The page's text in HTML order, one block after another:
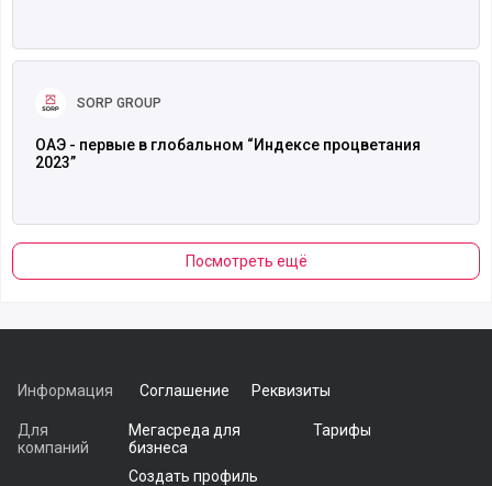
SORP GROUP
ОАЭ - первые в глобальном “Индексе процветания
2023”
Посмотреть ещё
Информация Соглашение Реквизиты
Для
компаний
Мегасреда для
бизнеса
Тарифы
Создать профиль